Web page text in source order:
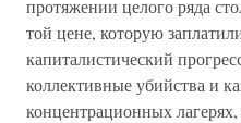
протяжении целого ряда
той цене, которую
капиталистический
коллективные убийства и
концентрационных